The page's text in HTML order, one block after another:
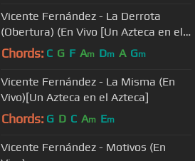
Vicente Fernández - La Derrota
(Obertura) (En Vivo [Un Azteca en el
Azteca])
Chords: C G F Am Dm A Gm
Vicente Fernández - La Misma (En
Vivo)[Un Azteca en el Azteca]
Chords: G D C Am Em
Vicente Fernández - Motivos (En